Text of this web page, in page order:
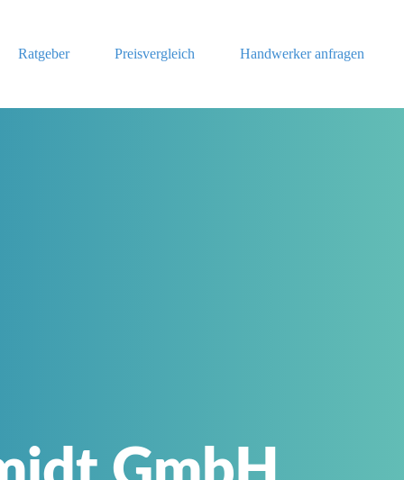
Ratgeber
Preisvergleich Handwerker anfragen